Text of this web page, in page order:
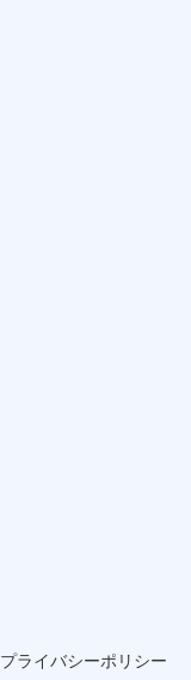
プライバシーポリシー